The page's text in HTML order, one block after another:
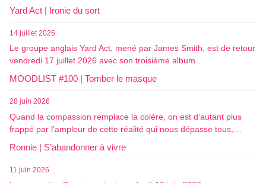
Yard Act | Ironie du sort
14 juillet 2026
Le groupe anglais Yard Act, mené par James Smith, est de retour
vendredi 17 juillet 2026 avec son troisième album…
MOODLIST #100 | Tomber le masque
28 juin 2026
Quand la compassion remplace la colère, on est d’autant plus
frappé par l’ampleur de cette réalité qui nous dépasse tous,…
Ronnie | S’abandonner à vivre
11 juin 2026